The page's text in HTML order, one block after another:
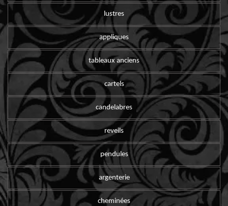
lustres
appliques
tableaux anciens
cartels
candelabres
reveils
pendules
argenterie
cheminées